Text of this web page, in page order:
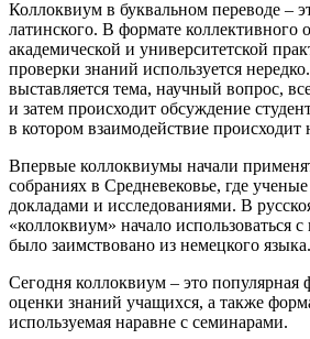
Коллоквиум в буквальном переводе –
латинского. В формате коллективного
академической и университетской
проверки знаний используется
выставляется тема, научный вопрос,
и затем происходит обсуждение
в котором взаимодействие происходит
Впервые коллоквиумы начали
собраниях в Средневековье, где
докладами и исследованиями. В
«коллоквиум» начало использоваться
было заимствовано из немецкого языка.
Сегодня коллоквиум – это популярная
оценки знаний учащихся, а также
используемая наравне с семинарами.